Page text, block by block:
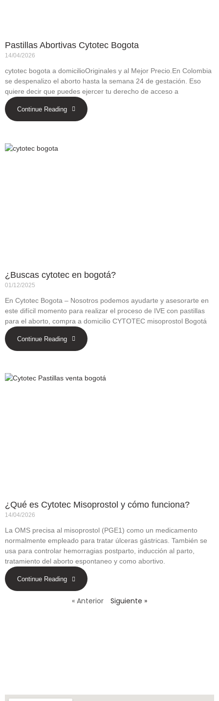
Pastillas Abortivas Cytotec Bogota
14/04/2026
cytotec bogota a domicilioOriginales y al Mejor Precio.En Colombia
se despenalizo el aborto hasta la semana 24 de gestación. Eso
quiere decir que puedes ejercer tu derecho de acceso a
Continue Reading
¿Buscas cytotec en bogotá?
01/12/2025
En Cytotec Bogota – Nosotros podemos ayudarte y asesorarte en
este difícil momento para realizar el proceso de IVE con pastillas
para el aborto, compra a domicilio CYTOTEC misoprostol Bogotá
Continue Reading
¿Qué es Cytotec Misoprostol y cómo funciona?
14/04/2026
La OMS precisa al misoprostol (PGE1) como un medicamento
normalmente empleado para tratar úlceras gástricas. También se
usa para controlar hemorragias postparto, inducción al parto,
tratamiento del aborto espontaneo y como abortivo.
Continue Reading
« Anterior Siguiente »